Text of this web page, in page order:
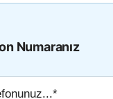
Numaranız